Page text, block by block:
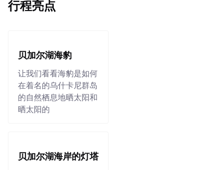
行程亮点
贝加尔湖海豹
让我们看看海豹是如何
在着名的乌什卡尼群岛
的自然栖息地晒太阳和
晒太阳的
贝加尔湖海岸的灯塔